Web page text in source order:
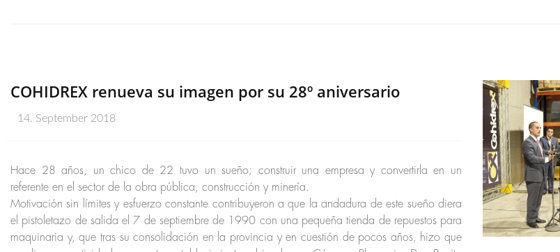
COHIDREX renueva su imagen por su 28º aniversario
14. September 2018
Hace 28 años, un chico de 22 tuvo un sueño; construir una empresa y convertirla en un
referente en el sector de la obra pública, construcción y minería.
Motivación sin límites y esfuerzo constante contribuyeron a que la andadura de este sueño diera
el pistoletazo de salida el 7 de septiembre de 1990 con una pequeña tienda de repuestos para
maquinaria y, que tras su consolidación en la provincia y en cuestión de pocos años, hizo que